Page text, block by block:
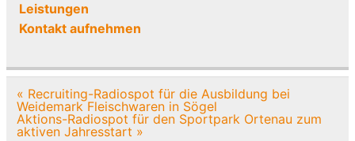
Leistungen
Kontakt aufnehmen
Beitragsnavigation
« Recruiting-Radiospot für die Ausbildung bei
Weidemark Fleischwaren in Sögel
Aktions-Radiospot für den Sportpark Ortenau zum
aktiven Jahresstart »